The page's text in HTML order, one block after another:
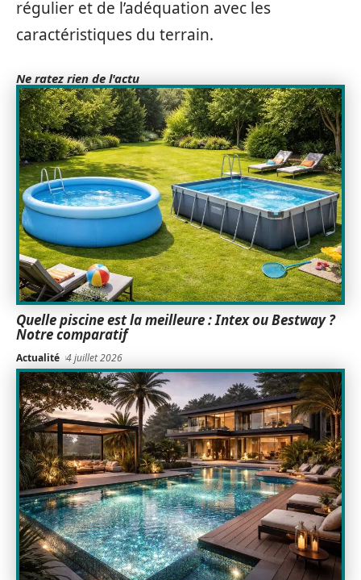
régulier et de l’adéquation avec les
caractéristiques du terrain.
Ne ratez rien de l'actu
Quelle piscine est la meilleure : Intex ou Bestway ?
Notre comparatif
Actualité 4 juillet 2026